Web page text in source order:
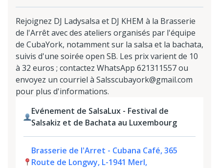
Rejoignez DJ Ladysalsa et DJ KHEM à la Brasserie
de l'Arrêt avec des ateliers organisés par l'équipe
de CubaYork, notamment sur la salsa et la bachata,
suivis d'une soirée open SB. Les prix varient de 10
à 32 euros ; contactez WhatsApp 621311557 ou
envoyez un courriel à Salsscubayork@gmail.com
pour plus d'informations.
Evénement de SalsaLux - Festival de
Salsakiz et de Bachata au Luxembourg
Brasserie de l'Arret - Cubana Café, 365
Route de Longwy, L-1941 Merl,